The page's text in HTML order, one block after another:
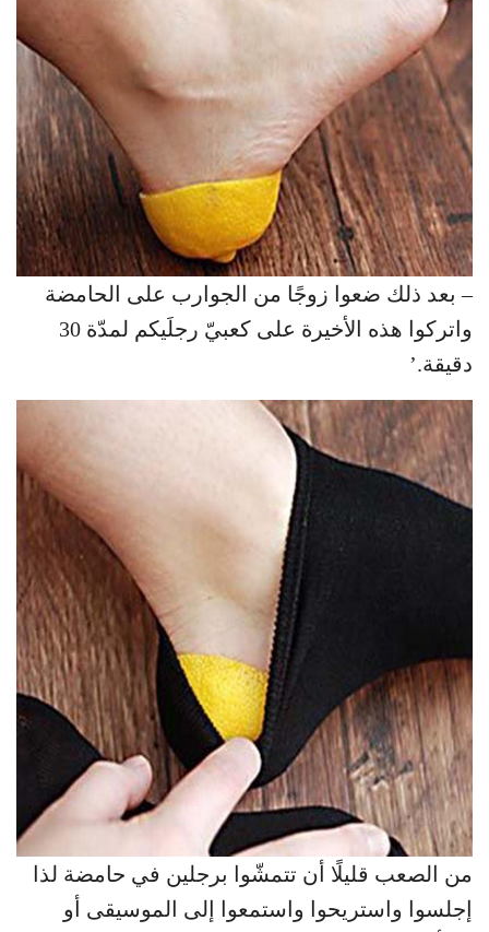
– بعد ذلك ضعوا زوجًا من الجوارب على الحامضة
واتركوا هذه الأخيرة على كعبيّ رجلَيكم لمدّة 30
دقيقة.’
من الصعب قليلًا أن تتمشّوا برجلين في حامضة لذا
إجلسوا واستريحوا واستمعوا إلى الموسيقى أو